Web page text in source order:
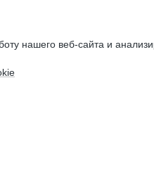
нашего веб-сайта и